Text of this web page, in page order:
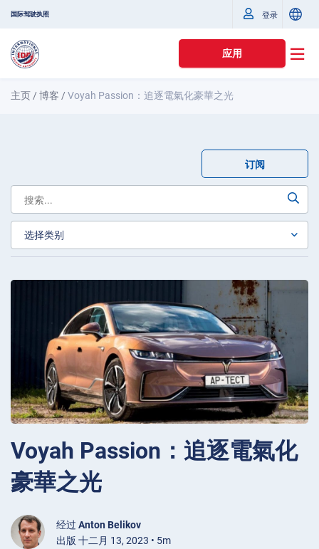
国际驾驶执照 登录
应用
主页 /博客 /Voyah Passion：追逐電氣化豪華之光
订阅
Voyah Passion：追逐電氣化
豪華之光
经过 Anton Belikov
出版 十二月 13, 2023 • 5m